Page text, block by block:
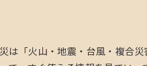
は「火山・地震・台風・複合